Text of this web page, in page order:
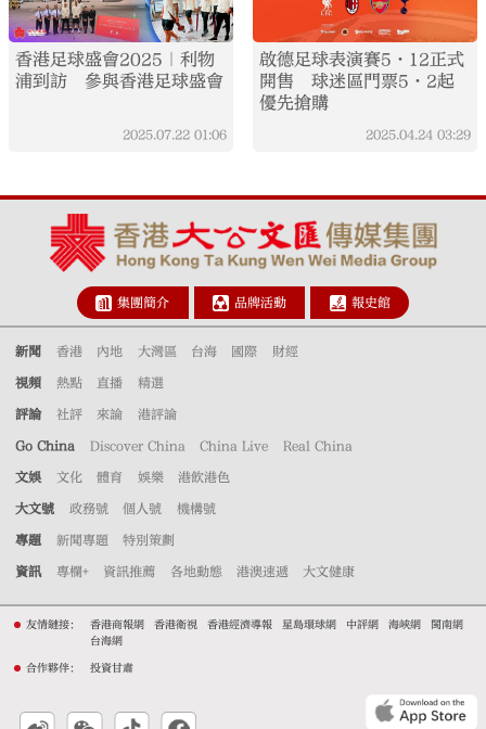
香港足球盛會2025｜利物
浦到訪 參與香港足球盛會
2025.07.22 01:06
啟德足球表演賽5·12正式
開售 球迷區門票5·2起
優先搶購
2025.04.24 03:29
集團簡介 品牌活動 報史館
新聞 香港 內地 大灣區 台海 國際 財經
視頻 熱點 直播 精選
評論 社評 來論 港評論
Go China Discover China China Live Real China
文娛 文化 體育 娛樂 港飲港色
大文號 政務號 個人號 機構號
專題 新聞專題 特別策劃
資訊 專欄+ 資訊推薦 各地動態 港澳速遞 大文健康
友情鏈接： 香港商報網 香港衛視 香港經濟導報 星島環球網 中評網 海峽網
閩南網
台海網
合作夥伴： 投資甘肅